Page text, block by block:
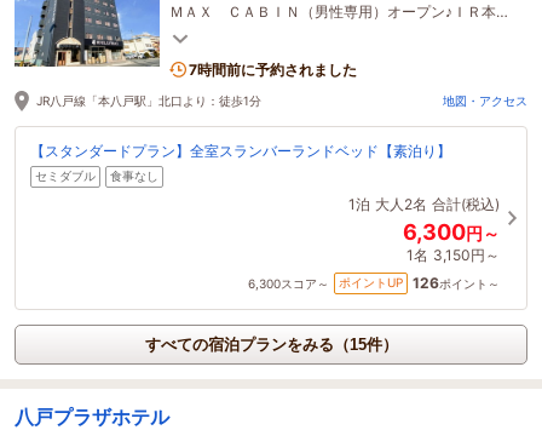
ＭＡＸ ＣＡＢＩＮ（男性専用）オープン♪ＩＲ本八
戸駅目の前の好立地です！
7時間前に予約されました
JR八戸線「本八戸駅」北口より：徒歩1分 地図・アクセス
【スタンダードプラン】全室スランバーランドベッド【素泊り】
セミダブル 食事なし
1泊 大人2名 合計(税込)
6,300円～
1名 3,150円～
6,300スコア～ ポイントUP 126ポイント～
すべての宿泊プランをみる（15件）
八戸プラザホテル